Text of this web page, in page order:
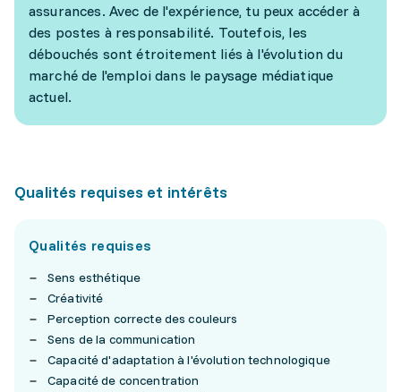
assurances. Avec de l'expérience, tu peux accéder à
des postes à responsabilité. Toutefois, les
débouchés sont étroitement liés à l'évolution du
marché de l'emploi dans le paysage médiatique
actuel.
Qualités requises et intérêts
Qualités requises
Sens esthétique
Créativité
Perception correcte des couleurs
Sens de la communication
Capacité d'adaptation à l'évolution technologique
Capacité de concentration